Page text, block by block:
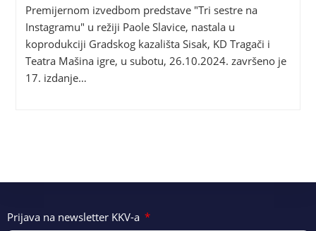
Premijernom izvedbom predstave "Tri sestre na
Instagramu" u režiji Paole Slavice, nastala u
koprodukciji Gradskog kazališta Sisak, KD Tragači i
Teatra Mašina igre, u subotu, 26.10.2024. završeno je
17. izdanje…
Prijava na newsletter KKV-a